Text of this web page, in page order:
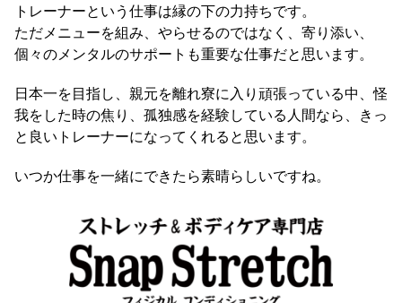
トレーナーという仕事は縁の下の力持ちです。
ただメニューを組み、やらせるのではなく、寄り添い、
個々のメンタルのサポートも重要な仕事だと思います。
日本一を目指し、親元を離れ寮に入り頑張っている中、怪
我をした時の焦り、孤独感を経験している人間なら、きっ
と良いトレーナーになってくれると思います。
いつか仕事を一緒にできたら素晴らしいですね。